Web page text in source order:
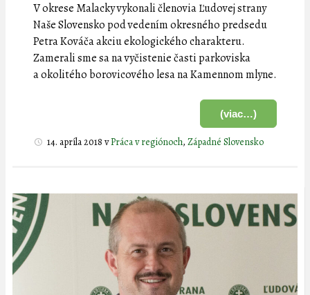
V okrese Malacky vykonali členovia Ľudovej strany
Naše Slovensko pod vedením okresného predsedu
Petra Kováča akciu ekologického charakteru.
Zamerali sme sa na vyčistenie časti parkoviska
a okolitého borovicového lesa na Kamennom mlyne.
(viac…)
14. apríla 2018 vPráca v regiónoch, Západné Slovensko